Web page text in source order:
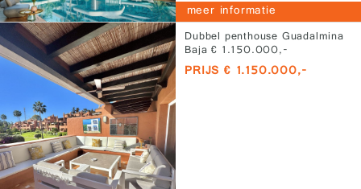
meer informatie
Dubbel penthouse Guadalmina
Baja € 1.150.000,-
PRIJS € 1.150.000,-